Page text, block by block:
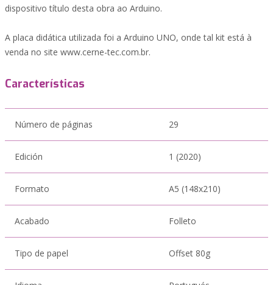
dispositivo título desta obra ao Arduino.
A placa didática utilizada foi a Arduino UNO, onde tal kit está à
venda no site www.cerne-tec.com.br.
Características
Número de páginas 29
Edición 1 (2020)
Formato A5 (148x210)
Acabado Folleto
Tipo de papel Offset 80g